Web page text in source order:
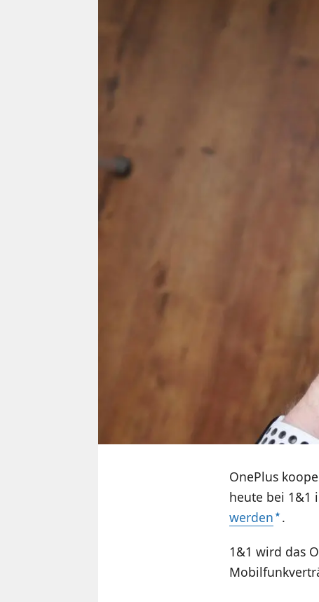
OnePlus
heute bei 1&1
werden .
1&1 wird das